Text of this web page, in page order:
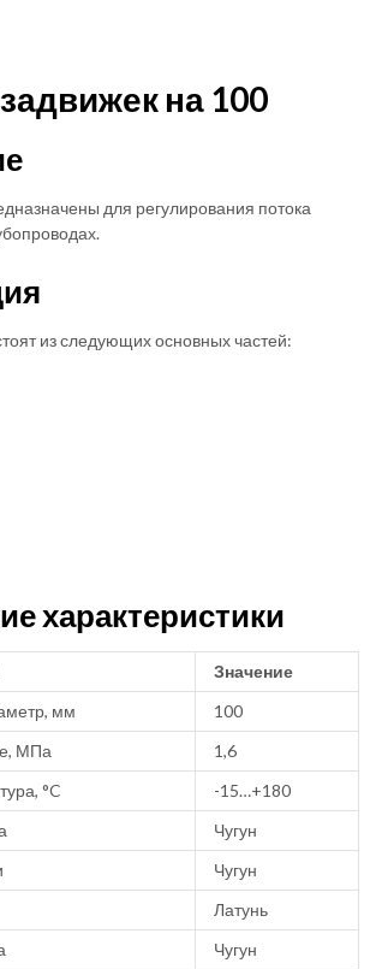
на 100
для регулирования потока
из следующих основных частей:
характеристики
Значение
мм
100
МПа
1,6
°C
-15…+180
Чугун
Чугун
Латунь
Чугун